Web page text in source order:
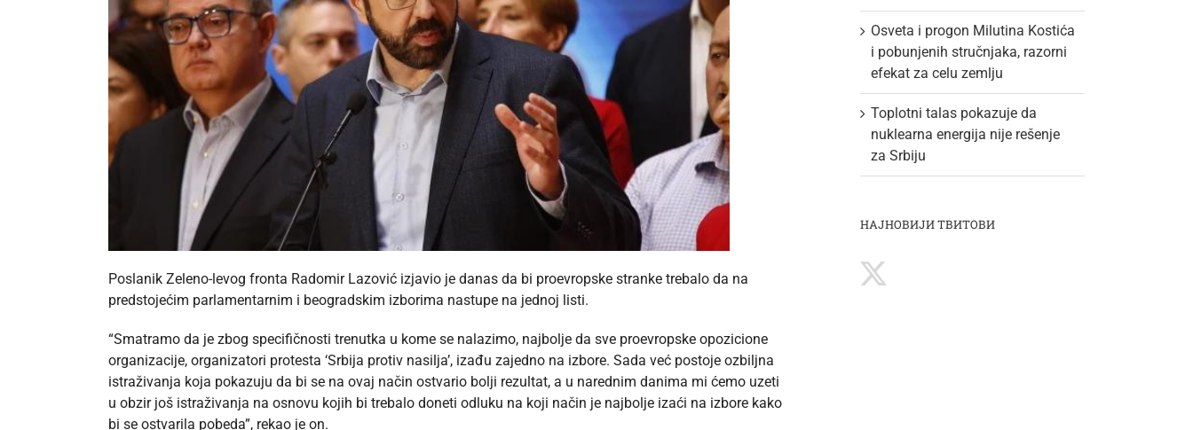
Poslanik Zeleno-levog fronta Radomir Lazović izjavio je danas da bi proevropske stranke trebalo da na
predstojećim parlamentarnim i beogradskim izborima nastupe na jednoj listi.
“Smatramo da je zbog specifičnosti trenutka u kome se nalazimo, najbolje da sve proevropske opozicione
organizacije, organizatori protesta ‘Srbija protiv nasilja’, izađu zajedno na izbore. Sada već postoje ozbiljna
istraživanja koja pokazuju da bi se na ovaj način ostvario bolji rezultat, a u narednim danima mi ćemo uzeti
u obzir još istraživanja na osnovu kojih bi trebalo doneti odluku na koji način je najbolje izaći na izbore kako
bi se ostvarila pobeda”, rekao je on.
Osveta i progon Milutina Kostića
i pobunjenih stručnjaka, razorni
efekat za celu zemlju
Toplotni talas pokazuje da
nuklearna energija nije rešenje
za Srbiju
НАЈНОВИЈИ ТВИТОВИ